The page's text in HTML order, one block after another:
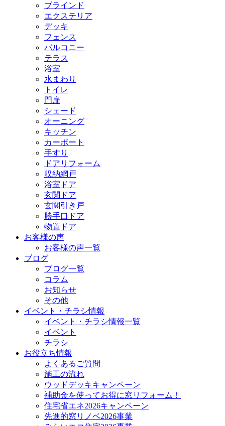
ブラインド
エクステリア
デッキ
フェンス
バルコニー
テラス
浴室
水まわり
トイレ
門扉
シェード
オーニング
キッチン
カーポート
手すり
ドアリフォーム
収納網戸
浴室ドア
玄関ドア
玄関引き戸
勝手口ドア
物置ドア
お客様の声
お客様の声一覧
ブログ
ブログ一覧
コラム
お知らせ
その他
イベント・チラシ情報
イベント・チラシ情報一覧
イベント
チラシ
お役立ち情報
よくあるご質問
施工の流れ
ウッドデッキキャンペーン
補助金を使ってお得に窓リフォーム！
住宅省エネ2026キャンペーン
先進的窓リノベ2026事業